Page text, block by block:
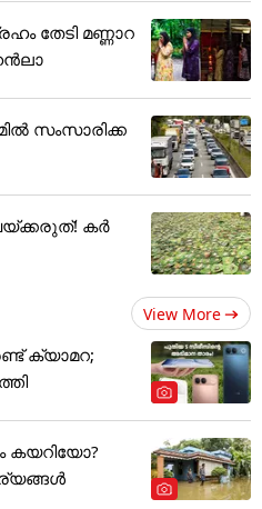
തേടി മണ്ണാറ
സംസാരിക്ക
കർ
View More
ക്യാമറ;
കയറിയോ?